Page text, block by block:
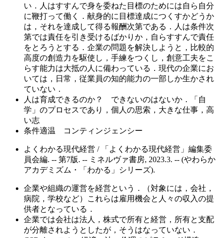
い．人はすすんで身を委ねた目標のためには自ら自分
に鞭打って働く．献身的に目標達成につくすかどうか
は，それを達成して得る報酬次第である．人は条件次
第では責任を引き受けるばかりか，自らすすんで責任
をとろうとする．企業の問題を解決しようと，比較的
高度の創造力を駆使し，手練をつくし，創意工夫をこ
らす能力は大抵の人に備わっている．現代の企業にお
いては，日常，従業員の知的能力の一部しか生かされ
ていない．
人は育成できるのか？ できないのはないか．「自
学」のプロセスであり，個人の思索，大きな仕事，高
い志
条件適温 コンティンジェンシー
よくわかる現代経営 / 「よくわかる現代経営」編集委
員会編. -- 第7版. -- ミネルヴァ書房, 2023.3. -- (やわらか
アカデミズム・「わかる」シリーズ).
企業や組織の運営を経営という．（対象には，会社，
病院，学校など）これらは雇用機会と人々の収入の提
供者となっている．
企業では会社は法人，株式で所有と経営，所有と支配
が分離されようとしたが，そうはなっていない．